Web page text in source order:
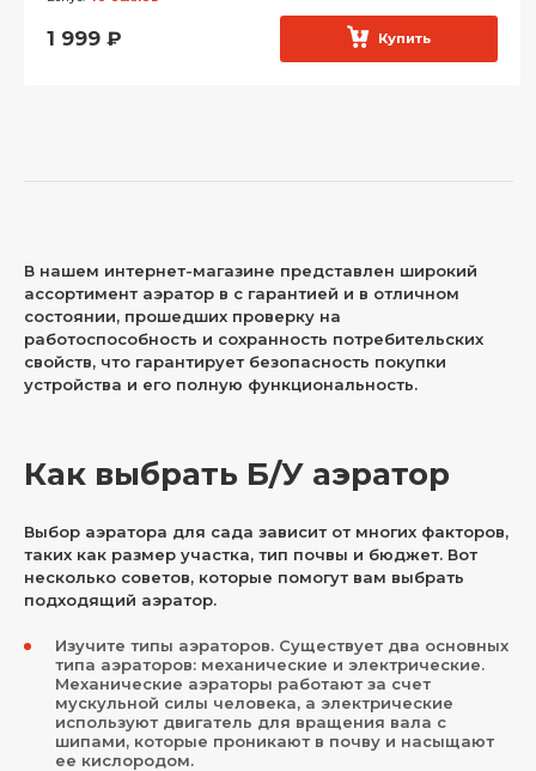
1 999 ₽ Купить
В нашем интернет-магазине представлен широкий
ассортимент аэратор в с гарантией и в отличном
состоянии, прошедших проверку на
работоспособность и сохранность потребительских
свойств, что гарантирует безопасность покупки
устройства и его полную функциональность.
Как выбрать Б/У аэратор
Выбор аэратора для сада зависит от многих факторов,
таких как размер участка, тип почвы и бюджет. Вот
несколько советов, которые помогут вам выбрать
подходящий аэратор.
Изучите типы аэраторов. Существует два основных
типа аэраторов: механические и электрические.
Механические аэраторы работают за счет
мускульной силы человека, а электрические
используют двигатель для вращения вала с
шипами, которые проникают в почву и насыщают
ее кислородом.